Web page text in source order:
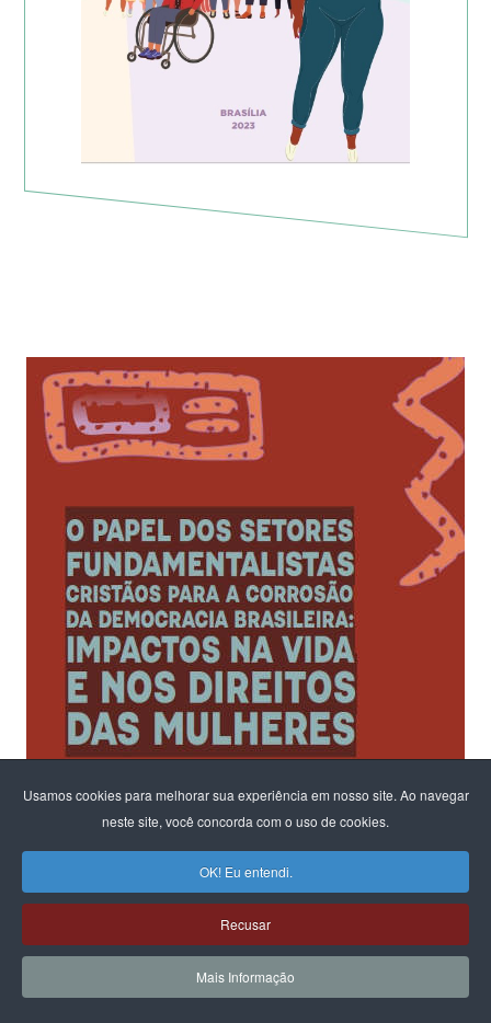
Usamos cookies para melhorar sua experiência em nosso site. Ao navegar
neste site, você concorda com o uso de cookies.
OK! Eu entendi.
Recusar
Mais Informação
Ao fomentar um diálogo sobre os riscos para a democracia e o
na configuração em andamento no parlamento,